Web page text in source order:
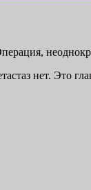
нет. Это